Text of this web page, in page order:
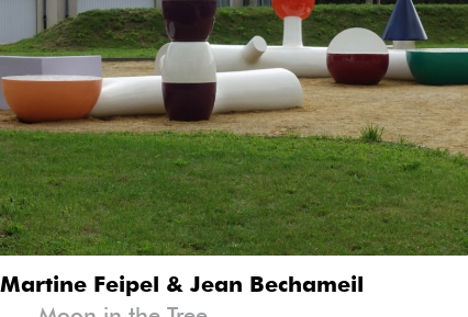
Martine Feipel & Jean Bechameil
Précédent
Moon in the Tree
Jean Glibert